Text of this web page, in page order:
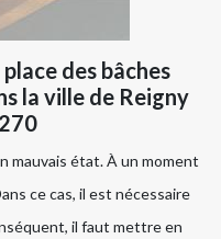
des bâches
la ville de Reigny
mauvais état. À un moment
ce cas, il est nécessaire
il faut mettre en